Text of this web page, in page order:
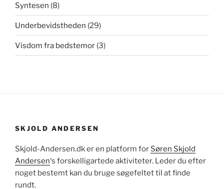
Syntesen (8)
Underbevidstheden (29)
Visdom fra bedstemor (3)
SKJOLD ANDERSEN
Skjold-Andersen.dk er en platform for Søren Skjold
Andersen‘s forskelligartede aktiviteter. Leder du efter
noget bestemt kan du bruge søgefeltet til at finde
rundt.